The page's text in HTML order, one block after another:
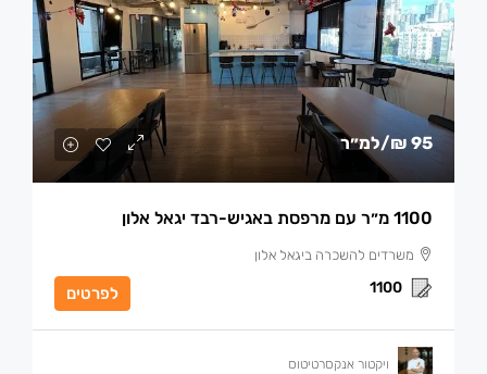
95 ₪ /למ״ר
1100 מ״ר עם מרפסת באגיש-רבד יגאל אלון
משרדים להשכרה ביגאל אלון
1100 לפרטים
ויקטור אנקסרטיטוס